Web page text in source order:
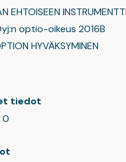
EHTOISEEN
optio-oikeus 2016B
HYVÄKSYMINEN
tiedot
0